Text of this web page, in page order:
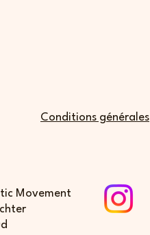
Conditions générales
Movement